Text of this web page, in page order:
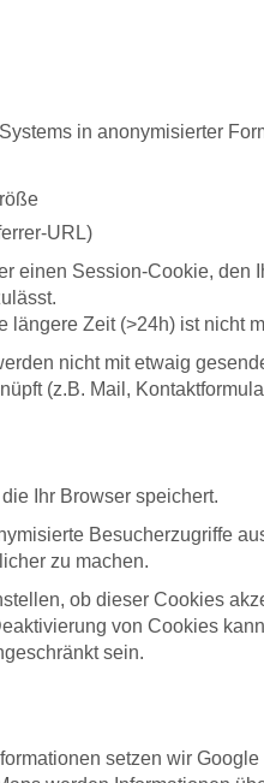
in anonymisierter
URL)
einen Session-Cookie, den
längere Zeit (>24h) ist nicht
nicht mit etwaig
(z.B. Mail,
Ihr Browser speichert.
Besucherzugriffe
zu machen.
ob dieser Cookies
von Cookies
sein.
setzen wir Google